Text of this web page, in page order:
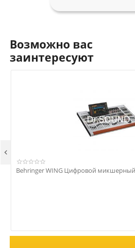
Возможно вас
заинтересуют
Behringer WING Цифровой
